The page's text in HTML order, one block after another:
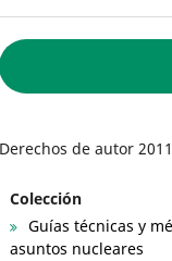
Derechos de autor
Colección
Guías técnicas y
asuntos nucleares